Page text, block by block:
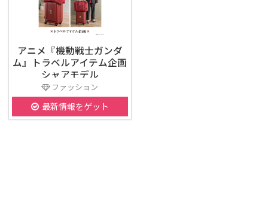
アニメ『機動戦士ガンダ
ム』トラベルアイテム企画
シャアモデル
ファッション
最新情報をゲット